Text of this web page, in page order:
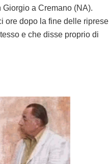
Giorgio a Cremano (NA).
ore dopo la fine delle riprese
e che disse proprio di